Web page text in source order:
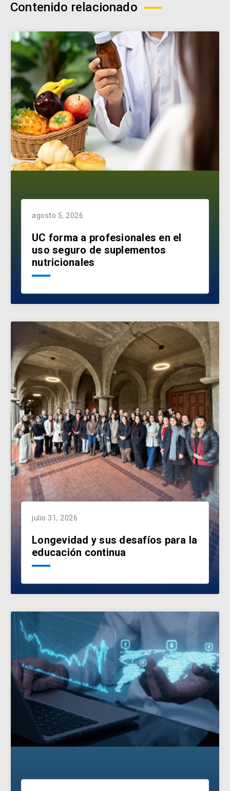
Contenido relacionado
agosto 5, 2026
UC forma a profesionales en el
uso seguro de suplementos
nutricionales
julio 31, 2026
Longevidad y sus desafíos para la
educación continua